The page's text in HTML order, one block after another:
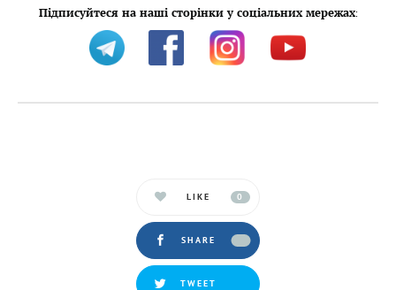
Підписуйтеся на наші сторінки у соціальних мережах:
LIKE 0
SHARE
TWEET